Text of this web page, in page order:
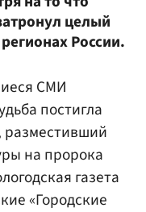
целый
России.
СМИ
постигла
разместивший
на пророка
газета
«Городские